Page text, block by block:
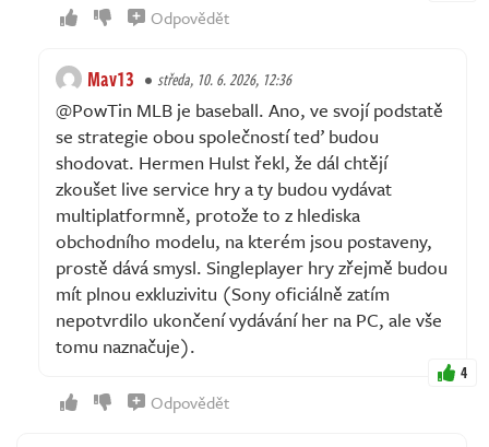
Odpovědět
Mav13 středa, 10. 6. 2026, 12:36
@PowTin MLB je baseball. Ano, ve svojí podstatě
se strategie obou společností teď budou
shodovat. Hermen Hulst řekl, že dál chtějí
zkoušet live service hry a ty budou vydávat
multiplatformně, protože to z hlediska
obchodního modelu, na kterém jsou postaveny,
prostě dává smysl. Singleplayer hry zřejmě budou
mít plnou exkluzivitu (Sony oficiálně zatím
nepotvrdilo ukončení vydávání her na PC, ale vše
tomu naznačuje).
4
Odpovědět